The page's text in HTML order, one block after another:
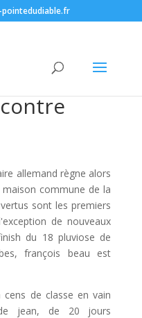
allemand règne alors
commune de la
sont les premiers
de nouveaux
du 18 pluviose de
françois beau est
de classe en vain
jean, de 20 jours